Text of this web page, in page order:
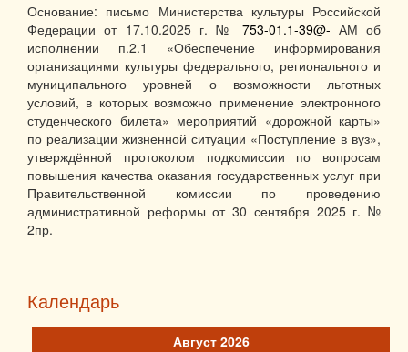
Основание: письмо Министерства культуры Российской
Федерации от 17.10.2025 г. № 753-01.1-39@- АМ об
исполнении п.2.1 «Обеспечение информирования
организациями культуры федерального, регионального и
муниципального уровней о возможности льготных
условий, в которых возможно применение электронного
студенческого билета» мероприятий «дорожной карты»
по реализации жизненной ситуации «Поступление в вуз»,
утверждённой протоколом подкомиссии по вопросам
повышения качества оказания государственных услуг при
Правительственной комиссии по проведению
административной реформы от 30 сентября 2025 г. №
2пр.
Календарь
Август 2026